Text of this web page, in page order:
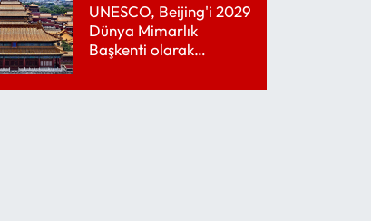
UNESCO, Beijing'i 2029
Dünya Mimarlık
Başkenti olarak